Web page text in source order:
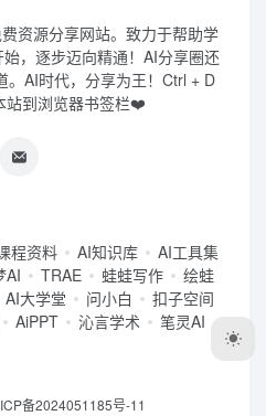
资源分享网站。致力于帮助学
，逐步迈向精通！AI分享圈还
。AI时代，分享为王！Ctrl + D
到浏览器书签栏❤️
程资料 AI知识库
AI工具集
AI TRAE 蛙蛙写作
绘蛙
AI大学堂 问小白
扣子空间
AiPPT 沁言学术 笔灵AI
备2024051185号-11